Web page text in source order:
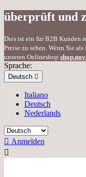
überprüft und
Dies ist ein für B2B Kunden
Preise zu sehen. Wenn Sie
unseren Onlineshop
Sprache:
Deutsch 
Italiano
Deutsch
Nederlands
 Anmelden
